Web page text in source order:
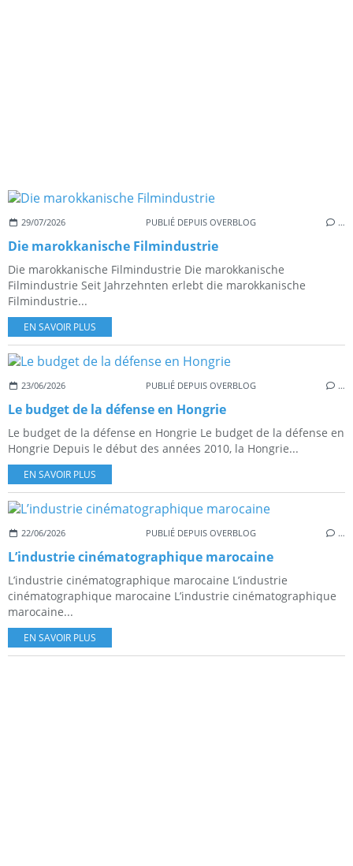
29/07/2026 PUBLIÉ DEPUIS OVERBLOG …
Die marokkanische Filmindustrie
Die marokkanische Filmindustrie Die marokkanische
Filmindustrie Seit Jahrzehnten erlebt die marokkanische
Filmindustrie...
EN SAVOIR PLUS
23/06/2026 PUBLIÉ DEPUIS OVERBLOG …
Le budget de la défense en Hongrie
Le budget de la défense en Hongrie Le budget de la défense en
Hongrie Depuis le début des années 2010, la Hongrie...
EN SAVOIR PLUS
22/06/2026 PUBLIÉ DEPUIS OVERBLOG …
L’industrie cinématographique marocaine
L’industrie cinématographique marocaine L’industrie
cinématographique marocaine L’industrie cinématographique
marocaine...
EN SAVOIR PLUS